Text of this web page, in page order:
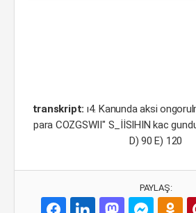
transkript: ı4. Kanunda aksi
para COZGSWII" S_İİSIHIN kac
D) 90 E) 120
PAYLAŞ: